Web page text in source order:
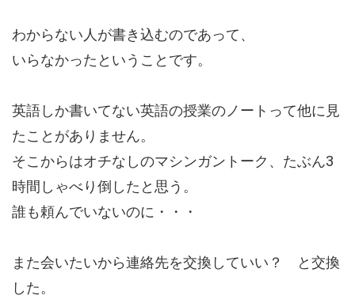
わからない人が書き込むのであって、
いらなかったということです。
英語しか書いてない英語の授業のノートって他に見
たことがありません。
そこからはオチなしのマシンガントーク、たぶん3
時間しゃべり倒したと思う。
誰も頼んでいないのに・・・
また会いたいから連絡先を交換していい？ と交換
した。